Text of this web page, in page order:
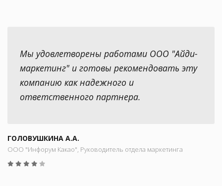
Мы удовлетворены работами ООО "Айди-
маркетинг" и готовы рекомендовать эту
компанию как надежного и
ответственного партнера.
ГОЛОВУШКИНА А.А.
ООО "Инфорум Какао", Руководитель отдела маркетинга